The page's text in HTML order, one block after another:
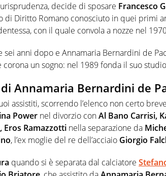
decide di sposare Francesco
di Diritto Romano conosciuto in quei primi
con il quale convola a nozze nel
sei anni dopo e Annamaria Bernardini de
un sogno: nel 1989 fonda il suo
Annamaria Bernardini de
assistiti, scorrendo l’elenco non certo
Power nel divorzio conAl Bano Carrisi,
Eros Ramazzotti nella separazione da
, l’ex moglie del re dell’acciaio Giorgio
quando si è separata dal calciatore